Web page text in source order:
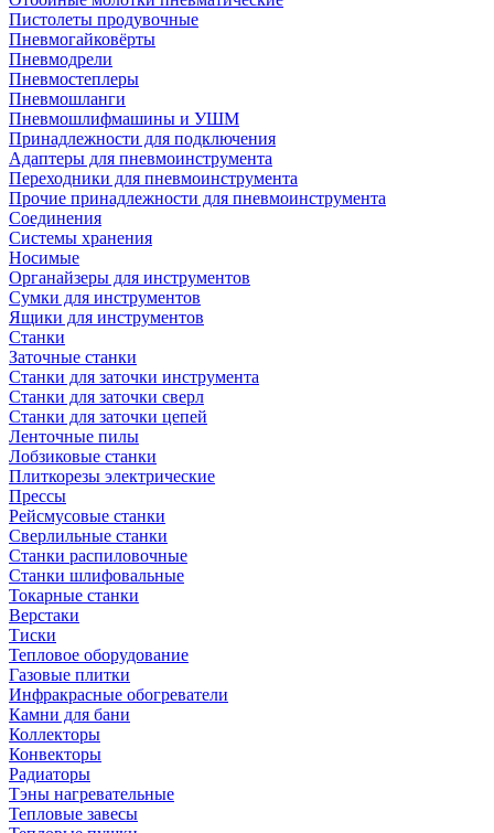
Пистолеты продувочные
Пневмогайковёрты
Пневмодрели
Пневмостеплеры
Пневмошланги
Пневмошлифмашины и УШМ
Принадлежности для подключения
Адаптеры для пневмоинструмента
Переходники для пневмоинструмента
Прочие принадлежности для пневмоинструмента
Соединения
Системы хранения
Носимые
Органайзеры для инструментов
Сумки для инструментов
Ящики для инструментов
Станки
Заточные станки
Станки для заточки инструмента
Станки для заточки сверл
Станки для заточки цепей
Ленточные пилы
Лобзиковые станки
Плиткорезы электрические
Прессы
Рейсмусовые станки
Сверлильные станки
Станки распиловочные
Станки шлифовальные
Токарные станки
Верстаки
Тиски
Тепловое оборудование
Газовые плитки
Инфракрасные обогреватели
Камни для бани
Коллекторы
Конвекторы
Радиаторы
Тэны нагревательные
Тепловые завесы